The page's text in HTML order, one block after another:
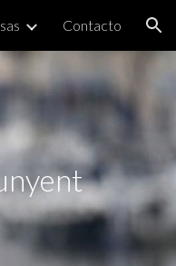
Contacto